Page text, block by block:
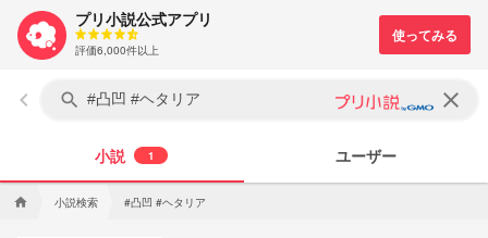
プリ小説公式アプリ
評価6,000件以上
keyboard_arrow_left search clear
小説 1 ユーザー
home 小説検索 #凸凹 #ヘタリア